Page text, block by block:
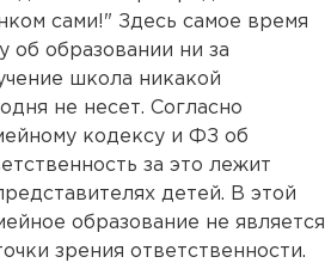
сами!" Здесь самое время
об образовании ни за
школа никакой
не несет. Согласно
кодексу и ФЗ об
за это лежит
детей. В этой
образование не является
зрения ответственности.